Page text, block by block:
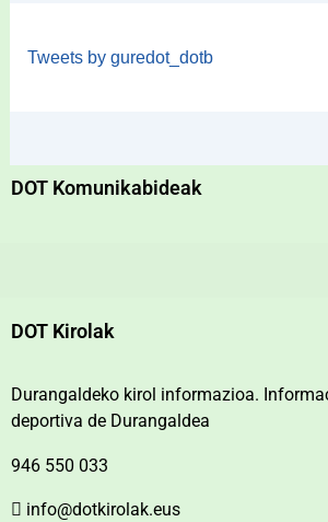
Tweets by guredot_dotb
DOT Komunikabideak
DOT Kirolak
Durangaldeko kirol informazioa.
deportiva de Durangaldea
946 550 033
info@dotkirolak.eus